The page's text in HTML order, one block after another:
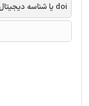
doi یا شناسه دیجیتال